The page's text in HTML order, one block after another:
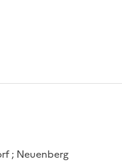
; Neuenberg